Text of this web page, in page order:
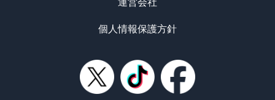
個人情報保護方針